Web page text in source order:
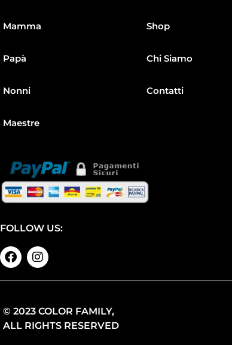
Mamma
Papà
Nonni
Maestre
Shop
Chi Siamo
Contatti
FOLLOW US:
© 2023 COLOR FAMILY,
ALL RIGHTS RESERVED